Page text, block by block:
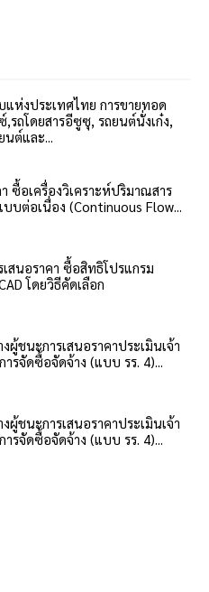
แห่งประเทศไทย การขายทอด
,รถโดยสารอีซูซุ, รถยนต์นั่งเก๋ง,
ต์และ...
ซื้อเครื่องวิเคราะห์ปริมาณสาร
บต่อเนื่อง (Continuous Flow...
สนอราคา ซื้อสิทธิโปรแกรม
โดยวิธีคัดเลือก
ผู้ชนะการเสนอราคาประเมินเจ้า
รจัดซื้อจัดจ้าง (แบบ รร. 4)...
ผู้ชนะการเสนอราคาประเมินเจ้า
รจัดซื้อจัดจ้าง (แบบ รร. 4)...